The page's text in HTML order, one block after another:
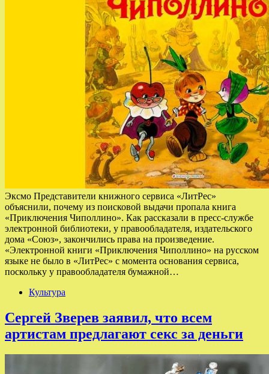
Эксмо Представители книжного сервиса «ЛитРес»
объяснили, почему из поисковой выдачи пропала книга
«Приключения Чиполлино». Как рассказали в пресс-службе
электронной библиотеки, у правообладателя, издательского
дома «Союз», закончились права на произведение.
«Электронной книги «Приключения Чиполлино» на русском
языке не было в «ЛитРес» с момента основания сервиса,
поскольку у правообладателя бумажной…
Культура
Сергей Зверев заявил, что всем
артистам предлагают секс за деньги